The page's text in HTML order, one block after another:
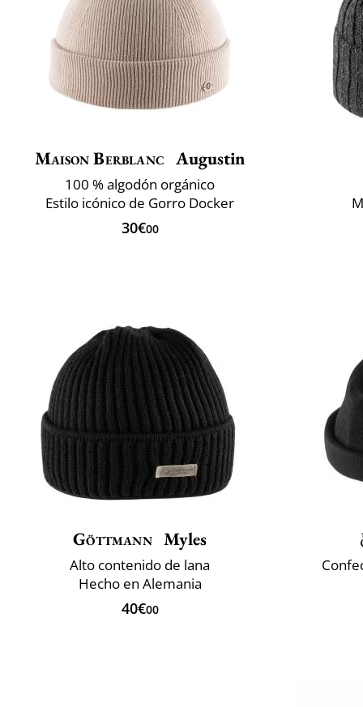
Maison Berblanc Augustin
100 % algodón orgánico
Estilo icónico de Gorro Docker
30€00
Göttmann Myles
Alto contenido de lana
Hecho en Alemania
40€00